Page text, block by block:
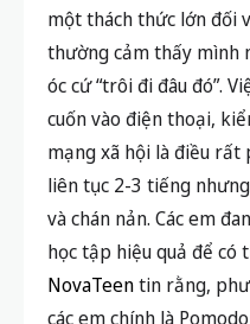
một thách thức lớn đối
thường cảm thấy mình
óc cứ “trôi đi đâu đó”.
cuốn vào điện thoại,
mạng xã hội là điều rất
liên tục 2-3 tiếng
và chán nản. Các em
học tập hiệu quả để có
NovaTeentin rằng,
các em chính là